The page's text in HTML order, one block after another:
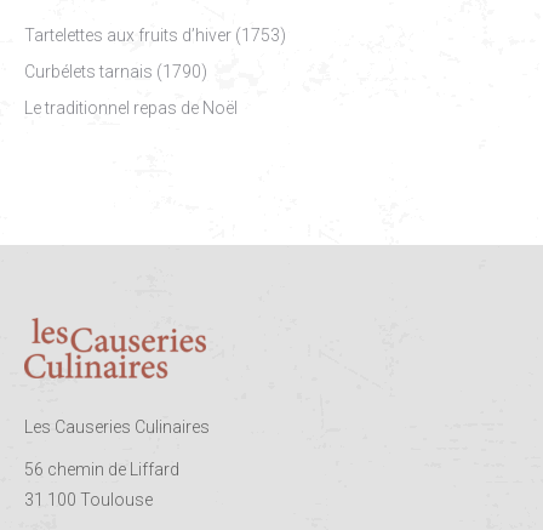
Tartelettes aux fruits d’hiver (1753)
Curbélets tarnais (1790)
Le traditionnel repas de Noël
Les Causeries Culinaires
56 chemin de Liffard
31 100 Toulouse